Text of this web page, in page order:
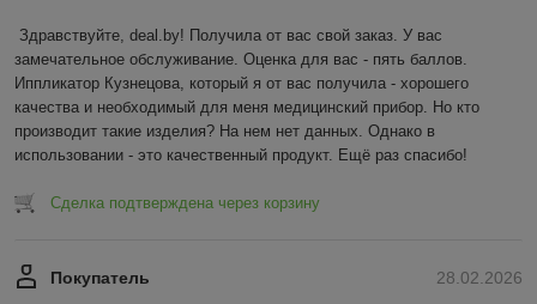
Здравствуйте, deal.by! Получила от вас свой заказ. У вас
замечательное обслуживание. Оценка для вас - пять баллов.
Иппликатор Кузнецова, который я от вас получила - хорошего
качества и необходимый для меня медицинский прибор. Но кто
производит такие изделия? На нем нет данных. Однако в
использовании - это качественный продукт. Ещё раз спасибо!
Сделка подтверждена через корзину
28.02.2026
Покупатель